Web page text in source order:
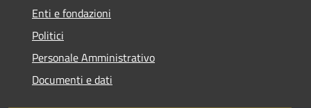
Enti e fondazioni
Politici
Personale Amministrativo
Documenti e dati